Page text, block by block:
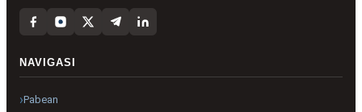
NAVIGASI
Pabean